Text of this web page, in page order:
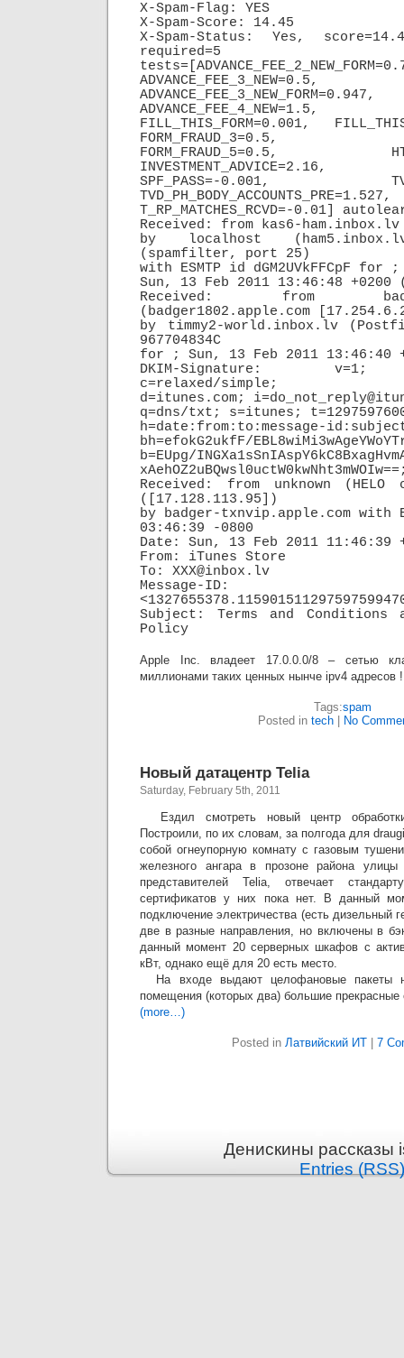
X-Spam-Flag: YES
X-Spam-Score: 14.45
X-Spam-Status: Yes,
required=5
ADVANCE_FEE_3_NEW=0.5,
ADVANCE_FEE_3_NEW_FORM=0.947,
ADVANCE_FEE_4_NEW=1.5,
FILL_THIS_FORM=0.001,
FORM_FRAUD_3=0.5,
FORM_FRAUD_5=0.5,
INVESTMENT_ADVICE=2.16,
SPF_PASS=-0.001,
TVD_PH_BODY_ACCOUNTS_PRE=1.527,
T_RP_MATCHES_RCVD=-0.01]
Received: from kas6-
by localhost
(spamfilter, port 25)
with ESMTP id dGM2UVkFFCpF for
;
Sun, 13 Feb 2011 13:46:48 +0200
Received: from
(badger1802.apple.com
by timmy2-world.inbox.lv
967704834C
for
; Sun, 13 Feb 2011 13:46:40
DKIM-Signature: v=1;
c=relaxed/simple;
d=itunes.com;
q=dns/txt; s=itunes;
h=date:from:to:message-
bh=efokG2ukfF/
b=EUpg/
Received: from unknown (HELO
([17.128.113.95])
by badger-txnvip.apple.com with
03:46:39 -0800
Date: Sun, 13 Feb 2011 11:46:39
From: iTunes Store
To: XXX@inbox.lv
Message-ID:
Subject: Terms and Conditions
Policy
Apple Inc. владеет 17.0.0.0/8 – сетью
миллионами таких ценных нынче ipv4 адресов !
Tags:spam
Posted in tech| No
Новый датацентр Telia
Saturday, February 5th, 2011
Ездил смотреть новый центр
Построили, по их словам, за полгода для
собой огнеупорную комнату с газовым
железного ангара в прозоне района
представителей Telia, отвечает
сертификатов у них пока нет. В данный
подключение электричества (есть дизельный
две в разные направления, но включены в
данный момент 20 серверных шкафов с
кВт, однако ещё для 20 есть место.
На входе выдают целофановые пакеты
помещения (которых два) большие прекрасные
(more…)
Posted in Латвийский ИТ 7
Денискины рассказы
Entries (RSS)